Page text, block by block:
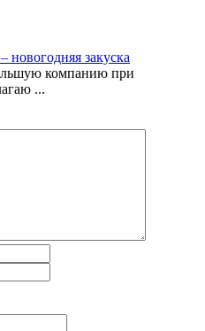
новогодняя закуска
компанию при
...